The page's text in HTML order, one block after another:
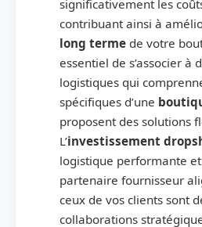
significativement les
contribuant ainsi à
long terme de votre
essentiel de s’associer à
logistiques qui
spécifiques d’une
proposent des solutions
L’investissement
logistique performante et
partenaire fournisseur
ceux de vos clients sont
collaborations